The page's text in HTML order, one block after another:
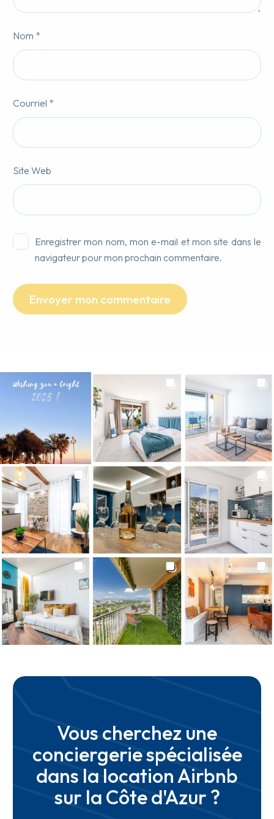
Nom *
Courriel *
Site Web
Enregistrer mon nom, mon e-mail et mon site dans le
navigateur pour mon prochain commentaire.
Envoyer mon commentaire
Vous cherchez une
conciergerie spécialisée
dans la location Airbnb
sur la Côte d'Azur ?